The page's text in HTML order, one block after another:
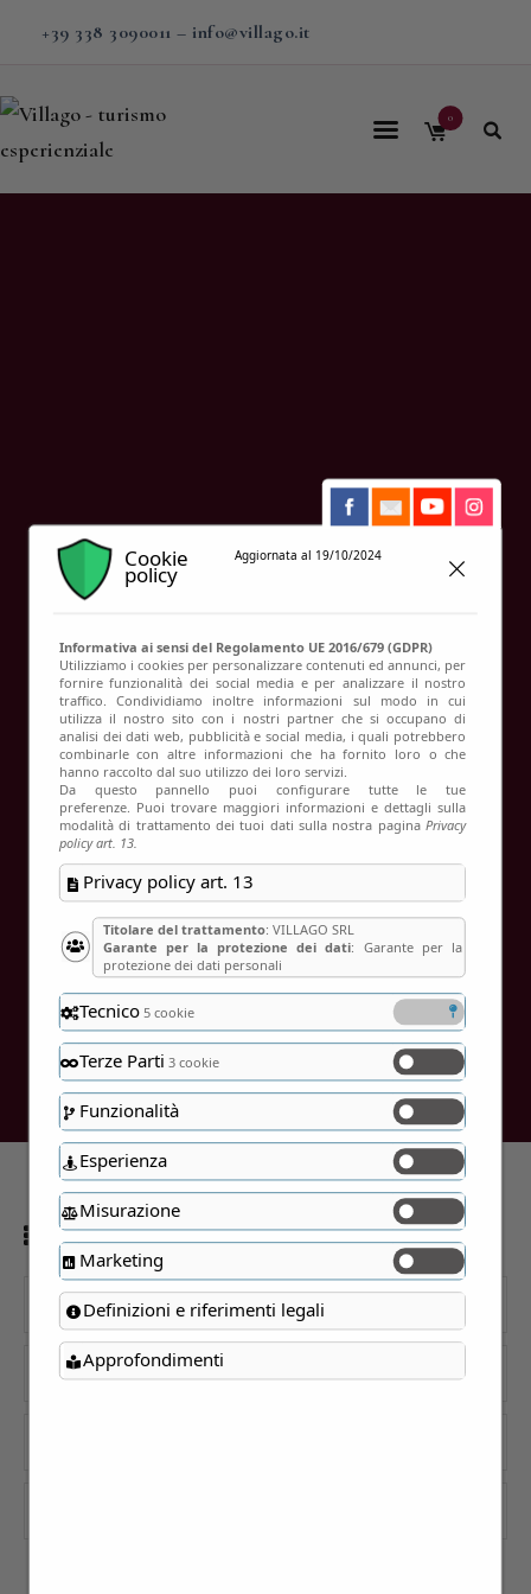
+39 338 3090011 – info@villago.it
0
Messina
Home
Contatti
Visualizzazione del risultato
Cerca
Categorie
Cookie
policy
Aggiornata al 19/10/2024
Informativa ai sensi del Regolamento UE 2016/679 (GDPR)
Utilizziamo i cookies per personalizzare contenuti ed annunci, per
fornire funzionalità dei social media e per analizzare il nostro
traffico. Condividiamo inoltre informazioni sul modo in cui
utilizza il nostro sito con i nostri partner che si occupano di
analisi dei dati web, pubblicità e social media, i quali potrebbero
combinarle con altre informazioni che ha fornito loro o che
hanno raccolto dal suo utilizzo dei loro servizi.
Da questo pannello puoi configurare tutte le tue
preferenze. Puoi trovare maggiori informazioni e dettagli sulla
modalità di trattamento dei tuoi dati sulla nostra paginaPrivacy
policy art. 13.
Privacy policy art. 13
Titolare del trattamento: VILLAGO SRL
Garante per la protezione dei dati: Garante per la
protezione dei dati personali
Tecnico5 cookie
Terze Parti 3 cookie
Funzionalità
Esperienza
Misurazione
Marketing
Definizioni e riferimenti legali
Approfondimenti